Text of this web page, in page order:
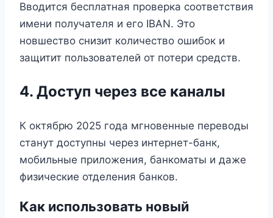
Вводится бесплатная проверка соответствия
имени получателя и его IBAN. Это
новшество снизит количество ошибок и
защитит пользователей от потери средств.
4. Доступ через все каналы
К октябрю 2025 года мгновенные переводы
станут доступны через интернет-банк,
мобильные приложения, банкоматы и даже
физические отделения банков.
Как использовать новый